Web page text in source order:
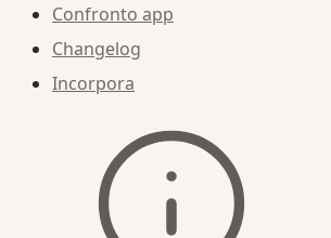
Confronto app
Changelog
Incorpora